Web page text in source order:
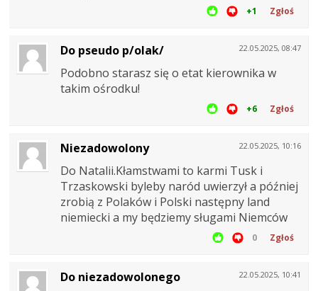
+1 Zgłoś
22.05.2025, 08:47
Do pseudo p/olak/
Podobno starasz się o etat kierownika w
takim ośrodku!
+6 Zgłoś
22.05.2025, 10:16
Niezadowolony
Do Natalii.Kłamstwami to karmi Tusk i
Trzaskowski byleby naród uwierzył a później
zrobią z Polaków i Polski następny land
niemiecki a my będziemy sługami Niemców
0 Zgłoś
22.05.2025, 10:41
Do niezadowolonego